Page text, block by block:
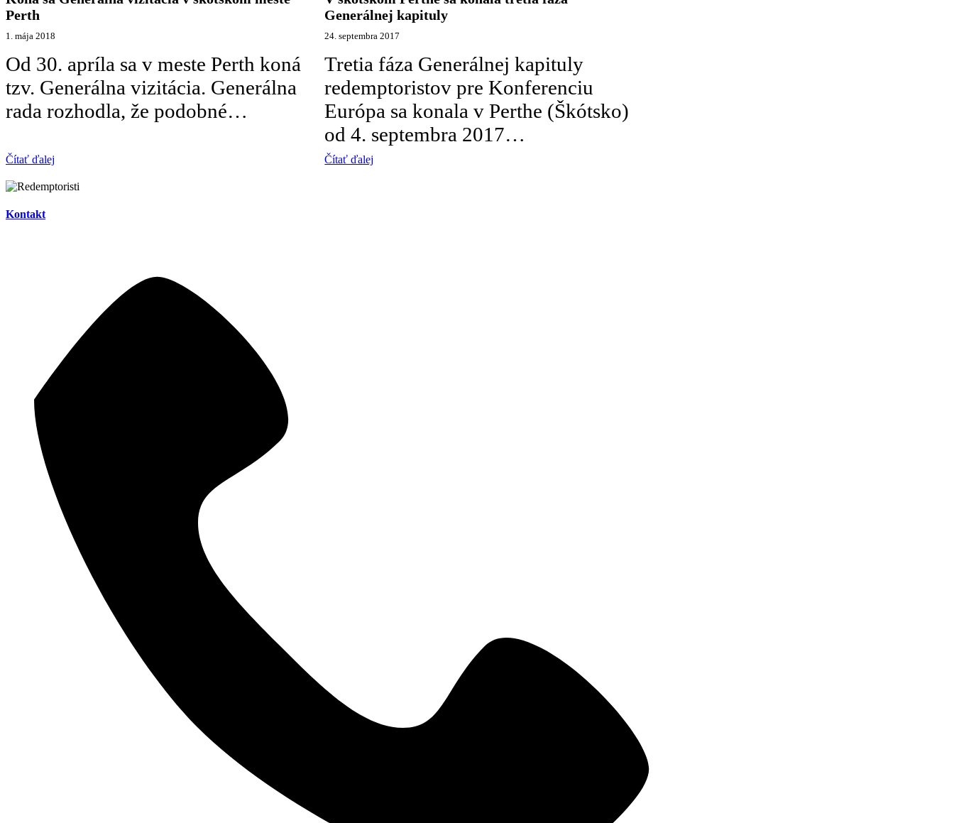
Perth
1. mája 2018
Od 30. apríla sa v meste Perth koná
tzv. Generálna vizitácia. Generálna
rada rozhodla, že podobné…
Čítať ďalej
Generálnej kapituly
24. septembra 2017
Tretia fáza Generálnej kapituly
redemptoristov pre Konferenciu
Európa sa konala v Perthe (Škótsko)
od 4. septembra 2017…
Čítať ďalej
Kontakt